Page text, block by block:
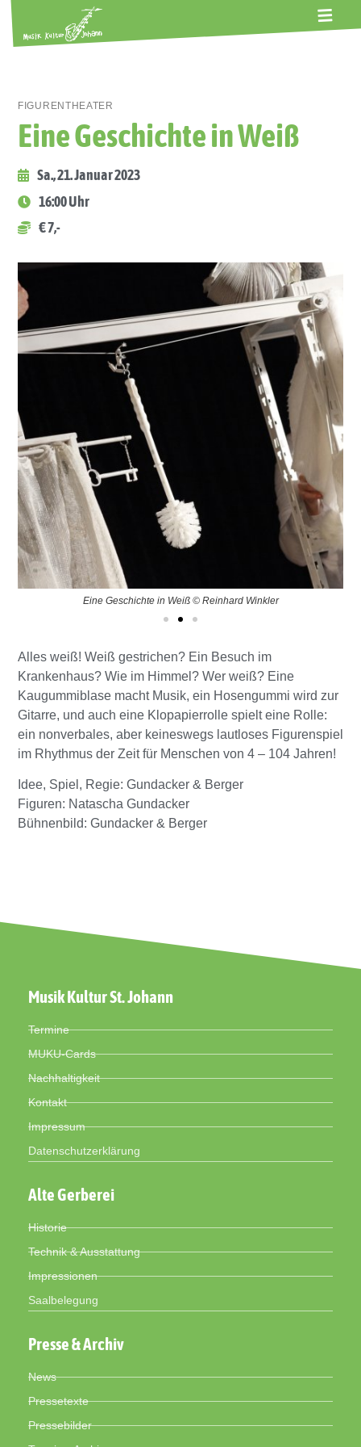
FIGURENTHEATER
Eine Geschichte in Weiß
Sa., 21. Januar 2023
16:00 Uhr
€ 7,-
Eine Geschichte in Weiß © Reinhard Winkler
Alles weiß! Weiß gestrichen? Ein Besuch im
Krankenhaus? Wie im Himmel? Wer weiß? Eine
Kaugummiblase macht Musik, ein Hosengummi wird zur
Gitarre, und auch eine Klopapierrolle spielt eine Rolle:
ein nonverbales, aber keineswegs lautloses Figurenspiel
im Rhythmus der Zeit für Menschen von 4 – 104 Jahren!
Idee, Spiel, Regie: Gundacker & Berger
Figuren: Natascha Gundacker
Bühnenbild: Gundacker & Berger
Musik Kultur St. Johann
Termine
MUKU-Cards
Nachhaltigkeit
Kontakt
Impressum
Datenschutzerklärung
Alte Gerberei
Historie
Technik & Ausstattung
Impressionen
Saalbelegung
Presse & Archiv
News
Pressetexte
Pressebilder